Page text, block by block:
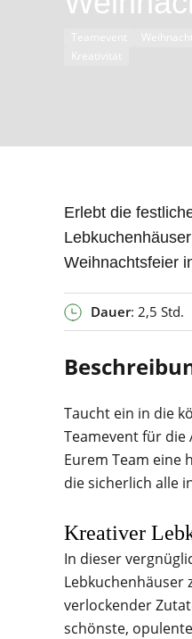
Teamevent
Kreativität
Erlebt die
Weihnachtsfeier
Dauer: 2,5 Std.
Taucht ein in die
Teamevent für die
Eurem Team eine
die sicherlich alle
Kreativer
In dieser
Lebkuchenhäuser
verlockender
schönste,